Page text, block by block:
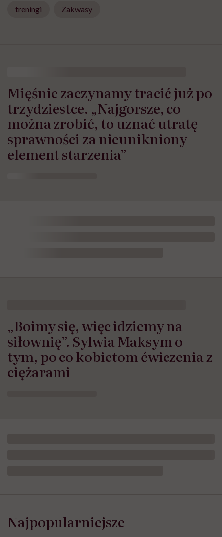
treningi Zakwasy
Mięśnie zaczynamy tracić już po
trzydziestce. „Najgorsze, co
można zrobić, to uznać utratę
sprawności za nieunikniony
element starzenia”
„Boimy się, więc idziemy na
siłownię”. Sylwia Maksym o
tym, po co kobietom ćwiczenia z
ciężarami
Najpopularniejsze